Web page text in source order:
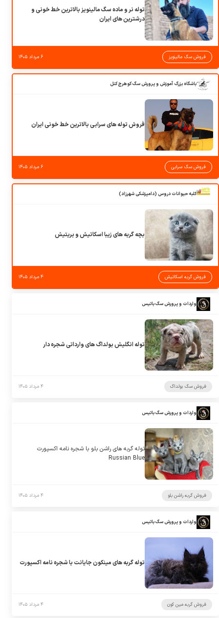
توله نر و ماده سگ مالینویز بالاترین خط خونی و
درشترین های ایران
فروش سگ مالینویز ۶ مرداد ۱۴۰۵
باشگاه بزرگ آموزش و پرورش سگ کوهرج کنل
فروش توله های سرابی بالاترین خط خونی ایران
فروش سگ سرابی ۶ مرداد ۱۴۰۵
کلبه حیوانات دروس (دامپزشکی شهرزاد)
بچه گربه های زیبا اسکاتیش و بریتیش
فروش گربه اسکاتیش ۴ مرداد ۱۴۰۵
واردات و پرورش سگ باتیس
توله انگلیش بولداگ های وارداتی شجره دار
فروش سگ بولداگ ۴ مرداد ۱۴۰۵
واردات و پرورش سگ باتیس
توله گربه های راشن بلو با شجره نامه اکسپورت
Russian Blue
فروش گربه راشن بلو ۴ مرداد ۱۴۰۵
واردات و پرورش سگ باتیس
توله گربه های مینکون جایانت با شجره نامه اکسپورت
فروش گربه مین کون ۴ مرداد ۱۴۰۵